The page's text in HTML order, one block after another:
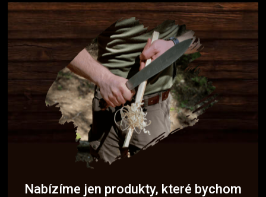
Nabízíme jen produkty, které bychom